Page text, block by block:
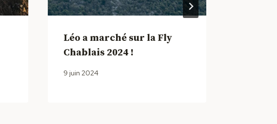
Léo a marché sur la Fly
Chablais 2024 !
9 juin 2024